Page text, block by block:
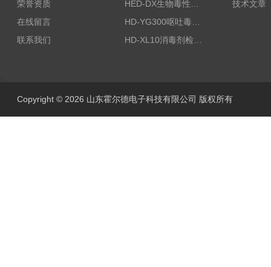
荣誉资质
在线留言
联系我们
技术文章
Copyright © 2026 山东霍尔德电子科技有限公司 版权所有